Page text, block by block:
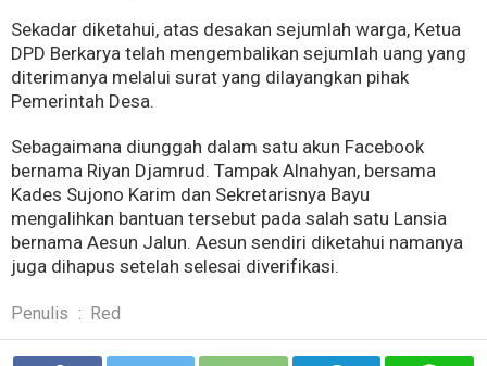
Sekadar diketahui, atas desakan sejumlah warga, Ketua
DPD Berkarya telah mengembalikan sejumlah uang yang
diterimanya melalui surat yang dilayangkan pihak
Pemerintah Desa.
Sebagaimana diunggah dalam satu akun Facebook
bernama Riyan Djamrud. Tampak Alnahyan, bersama
Kades Sujono Karim dan Sekretarisnya Bayu
mengalihkan bantuan tersebut pada salah satu Lansia
bernama Aesun Jalun. Aesun sendiri diketahui namanya
juga dihapus setelah selesai diverifikasi.
Penulis : Red